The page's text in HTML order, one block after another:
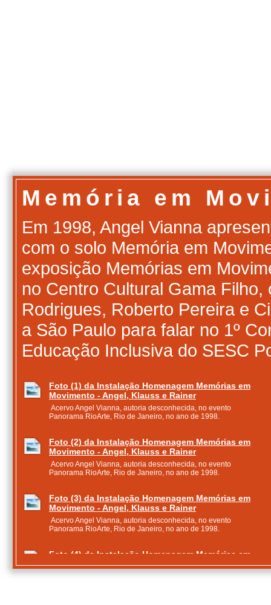
Memória em
Em 1998, Angel Vianna
com o solo Memória em
exposição Memórias em
no Centro Cultural Gama
Rodrigues, Roberto Pereira e
a São Paulo para falar no 1º
Educação Inclusiva do SESC
Foto (1) da Instalação Homenagem Memórias em
Movimento - Angel, Klauss e Rainer
Acervo Angel Vianna, autoria desconhecida, no evento
Panorama RioArte, Rio de Janeiro, no ano de 1998.
Foto (2) da Instalação Homenagem Memórias em
Movimento - Angel, Klauss e Rainer
Acervo Angel Vianna, autoria desconhecida, no evento
Panorama RioArte, Rio de Janeiro, no ano de 1998.
Foto (3) da Instalação Homenagem Memórias em
Movimento - Angel, Klauss e Rainer
Acervo Angel Vianna, autoria desconhecida, no evento
Panorama RioArte, Rio de Janeiro, no ano de 1998.
Foto (4) da Instalação Homenagem Memórias em
Movimento - Angel, Klauss e Rainer